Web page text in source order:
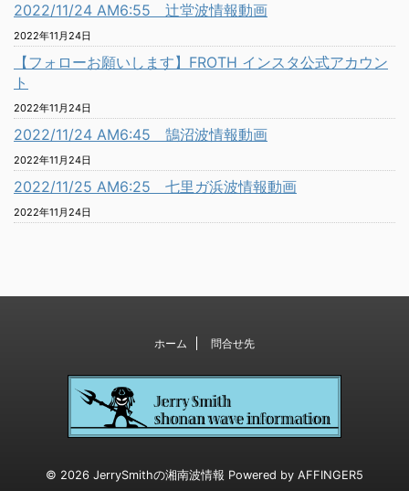
2022/11/24 AM6:55 辻堂波情報動画
2022年11月24日
【フォローお願いします】FROTH インスタ公式アカウン
ト
2022年11月24日
2022/11/24 AM6:45 鵠沼波情報動画
2022年11月24日
2022/11/25 AM6:25 七里ガ浜波情報動画
2022年11月24日
ホーム 問合せ先
© 2026 JerrySmithの湘南波情報 Powered by AFFINGER5